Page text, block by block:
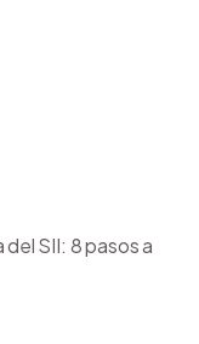
SII: 8 pasos a